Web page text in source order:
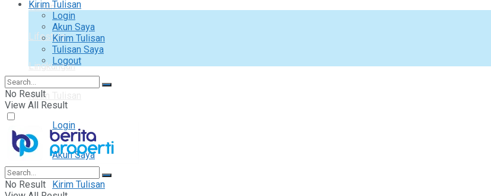
Taman
Lifestyle
Lingkungan
Kirim Tulisan
Login
Akun Saya
Kirim Tulisan
Kirim Tulisan
Login
Akun Saya
Kirim Tulisan
Tulisan Saya
Logout
No Result
View All Result
No Result